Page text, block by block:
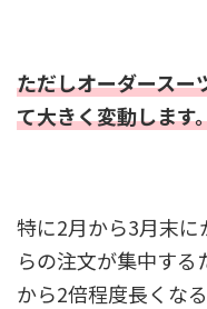
ただしオーダースー
て大きく変動します
特に2月から3月末
らの注文が集中す
から2倍程度長くな